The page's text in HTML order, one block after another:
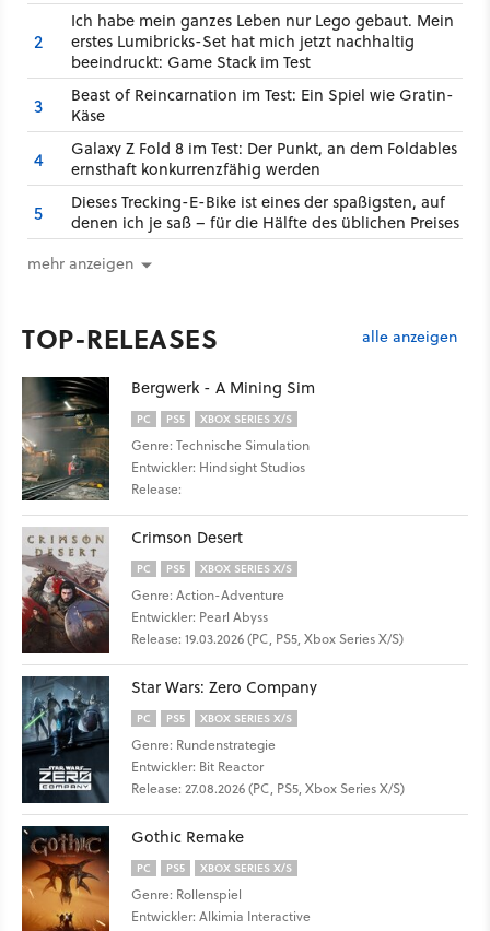
2
Ich habe mein ganzes Leben nur Lego gebaut. Mein
erstes Lumibricks-Set hat mich jetzt nachhaltig
beeindruckt: Game Stack im Test
3
Beast of Reincarnation im Test: Ein Spiel wie Gratin-
Käse
4
Galaxy Z Fold 8 im Test: Der Punkt, an dem Foldables
ernsthaft konkurrenzfähig werden
5
Dieses Trecking-E-Bike ist eines der spaßigsten, auf
denen ich je saß – für die Hälfte des üblichen Preises
mehr anzeigen
TOP-RELEASES alle anzeigen
Bergwerk - A Mining Sim
PC PS5 XBOX SERIES X/S
Genre: Technische Simulation
Entwickler: Hindsight Studios
Release:
Crimson Desert
PC PS5 XBOX SERIES X/S
Genre: Action-Adventure
Entwickler: Pearl Abyss
Release: 19.03.2026 (PC, PS5, Xbox Series X/S)
Star Wars: Zero Company
PC PS5 XBOX SERIES X/S
Genre: Rundenstrategie
Entwickler: Bit Reactor
Release: 27.08.2026 (PC, PS5, Xbox Series X/S)
Gothic Remake
PC PS5 XBOX SERIES X/S
Genre: Rollenspiel
Entwickler: Alkimia Interactive